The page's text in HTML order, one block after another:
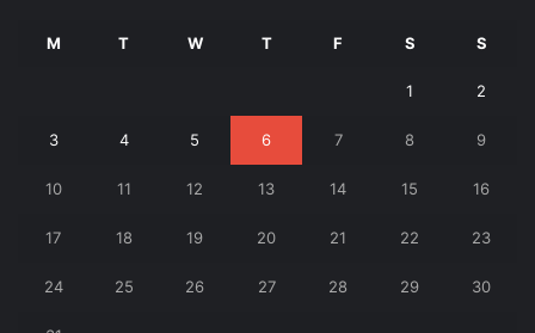
M T W T F S S
1 2
3 4 5 6 7 8 9
10 11 12 13 14 15 16
17 18 19 20 21 22 23
24 25 26 27 28 29 30